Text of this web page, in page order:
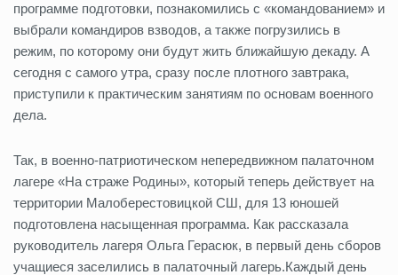
программе подготовки, познакомились с «командованием» и
выбрали командиров взводов, а также погрузились в
режим, по которому они будут жить ближайшую декаду. А
сегодня с самого утра, сразу после плотного завтрака,
приступили к практическим занятиям по основам военного
дела.
Так, в военно-патриотическом непередвижном палаточном
лагере «На страже Родины», который теперь действует на
территории Малоберестовицкой СШ, для 13 юношей
подготовлена насыщенная программа. Как рассказала
руководитель лагеря Ольга Герасюк, в первый день сборов
учащиеся заселились в палаточный лагерь.Каждый день